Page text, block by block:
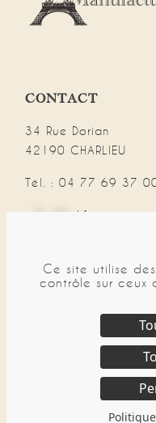
CONTACT
34 Rue Dorian
42190 CHARLIEU
Tél. : 04 77 69 37
in**@***ol.fr
NAVIGATION
Mentions légales
Politique de
– 2025 –
Ce site utilise
contrôle sur ceux